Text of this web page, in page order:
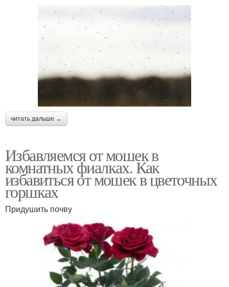
читать дальше →
Избавляемся от мошек в
комнатных фиалках. Как
избавиться от мошек в цветочных
горшках
Придушить почву